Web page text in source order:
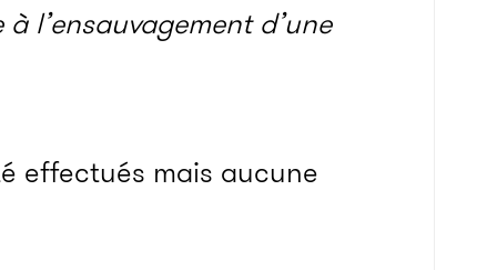
l’ensauvagement d’une
effectués mais aucune